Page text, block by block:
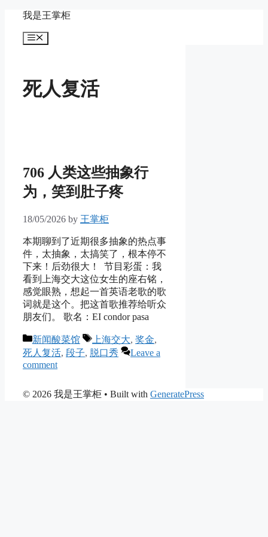
content
我是王掌柜
Menu
死人复活
706 人类这些抽象行
为，笑到肚子疼
18/05/2026 by 王掌柜
本期聊到了近期很多抽象的热点事
件，太抽象，太搞笑了，根本停不
下来！后劲很大！ 节目彩蛋：我
看到上海交大这位女生的座右铭，
感觉眼熟，想起一首英语老歌的歌
词就是这个。把这首歌推荐给听众
朋友们。 歌名：EI condor pasa
Categories
新闻酸菜馆 Tags
上海交大, 奖金,
死人复活, 段子, 脱口秀
Leave a
comment
© 2026 我是王掌柜 • Built with GeneratePress